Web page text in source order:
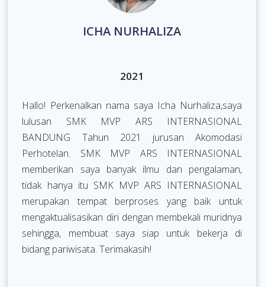
ICHA NURHALIZA
2021
Hallo! Perkenalkan nama saya Icha Nurhaliza,saya
lulusan SMK MVP ARS INTERNASIONAL
BANDUNG Tahun 2021 jurusan Akomodasi
Perhotelan. SMK MVP ARS INTERNASIONAL
memberikan saya banyak ilmu dan pengalaman,
tidak hanya itu SMK MVP ARS INTERNASIONAL
merupakan tempat berproses yang baik untuk
mengaktualisasikan diri dengan membekali muridnya
sehingga, membuat saya siap untuk bekerja di
bidang pariwisata. Terimakasih!